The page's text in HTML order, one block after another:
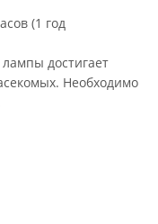
(1 год
достигает
Необходимо